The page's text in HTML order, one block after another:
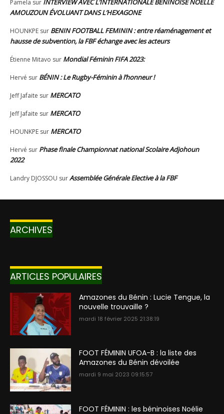
ARCHIVES
ARTICLES POPULAIRES
Amazones du Bénin : Lucie Tengue, la
nouvelle trouvaille ?
mardi 18 février 2025 21:38:19
FOOT FÉMININ UFOA-B : la liste des
Amazones du Bénin dévoilée
mardi 9 mai 2023 09:15:57
FOOT FÉMININ : les béninoises Noélie